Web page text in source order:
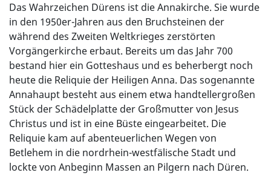
Das Wahrzeichen Dürens ist die Annakirche. Sie wurde
in den 1950er-Jahren aus den Bruchsteinen der
während des Zweiten Weltkrieges zerstörten
Vorgängerkirche erbaut. Bereits um das Jahr 700
bestand hier ein Gotteshaus und es beherbergt noch
heute die Reliquie der Heiligen Anna. Das sogenannte
Annahaupt besteht aus einem etwa handtellergroßen
Stück der Schädelplatte der Großmutter von Jesus
Christus und ist in eine Büste eingearbeitet. Die
Reliquie kam auf abenteuerlichen Wegen von
Betlehem in die nordrhein-westfälische Stadt und
lockte von Anbeginn Massen an Pilgern nach Düren.